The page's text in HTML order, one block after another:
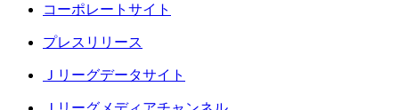
コーポレートサイト
プレスリリース
Ｊリーグデータサイト